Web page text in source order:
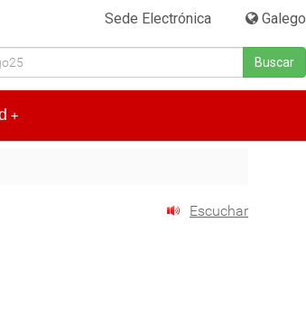
Sede Electrónica Galego
Buscar
+
Escuchar